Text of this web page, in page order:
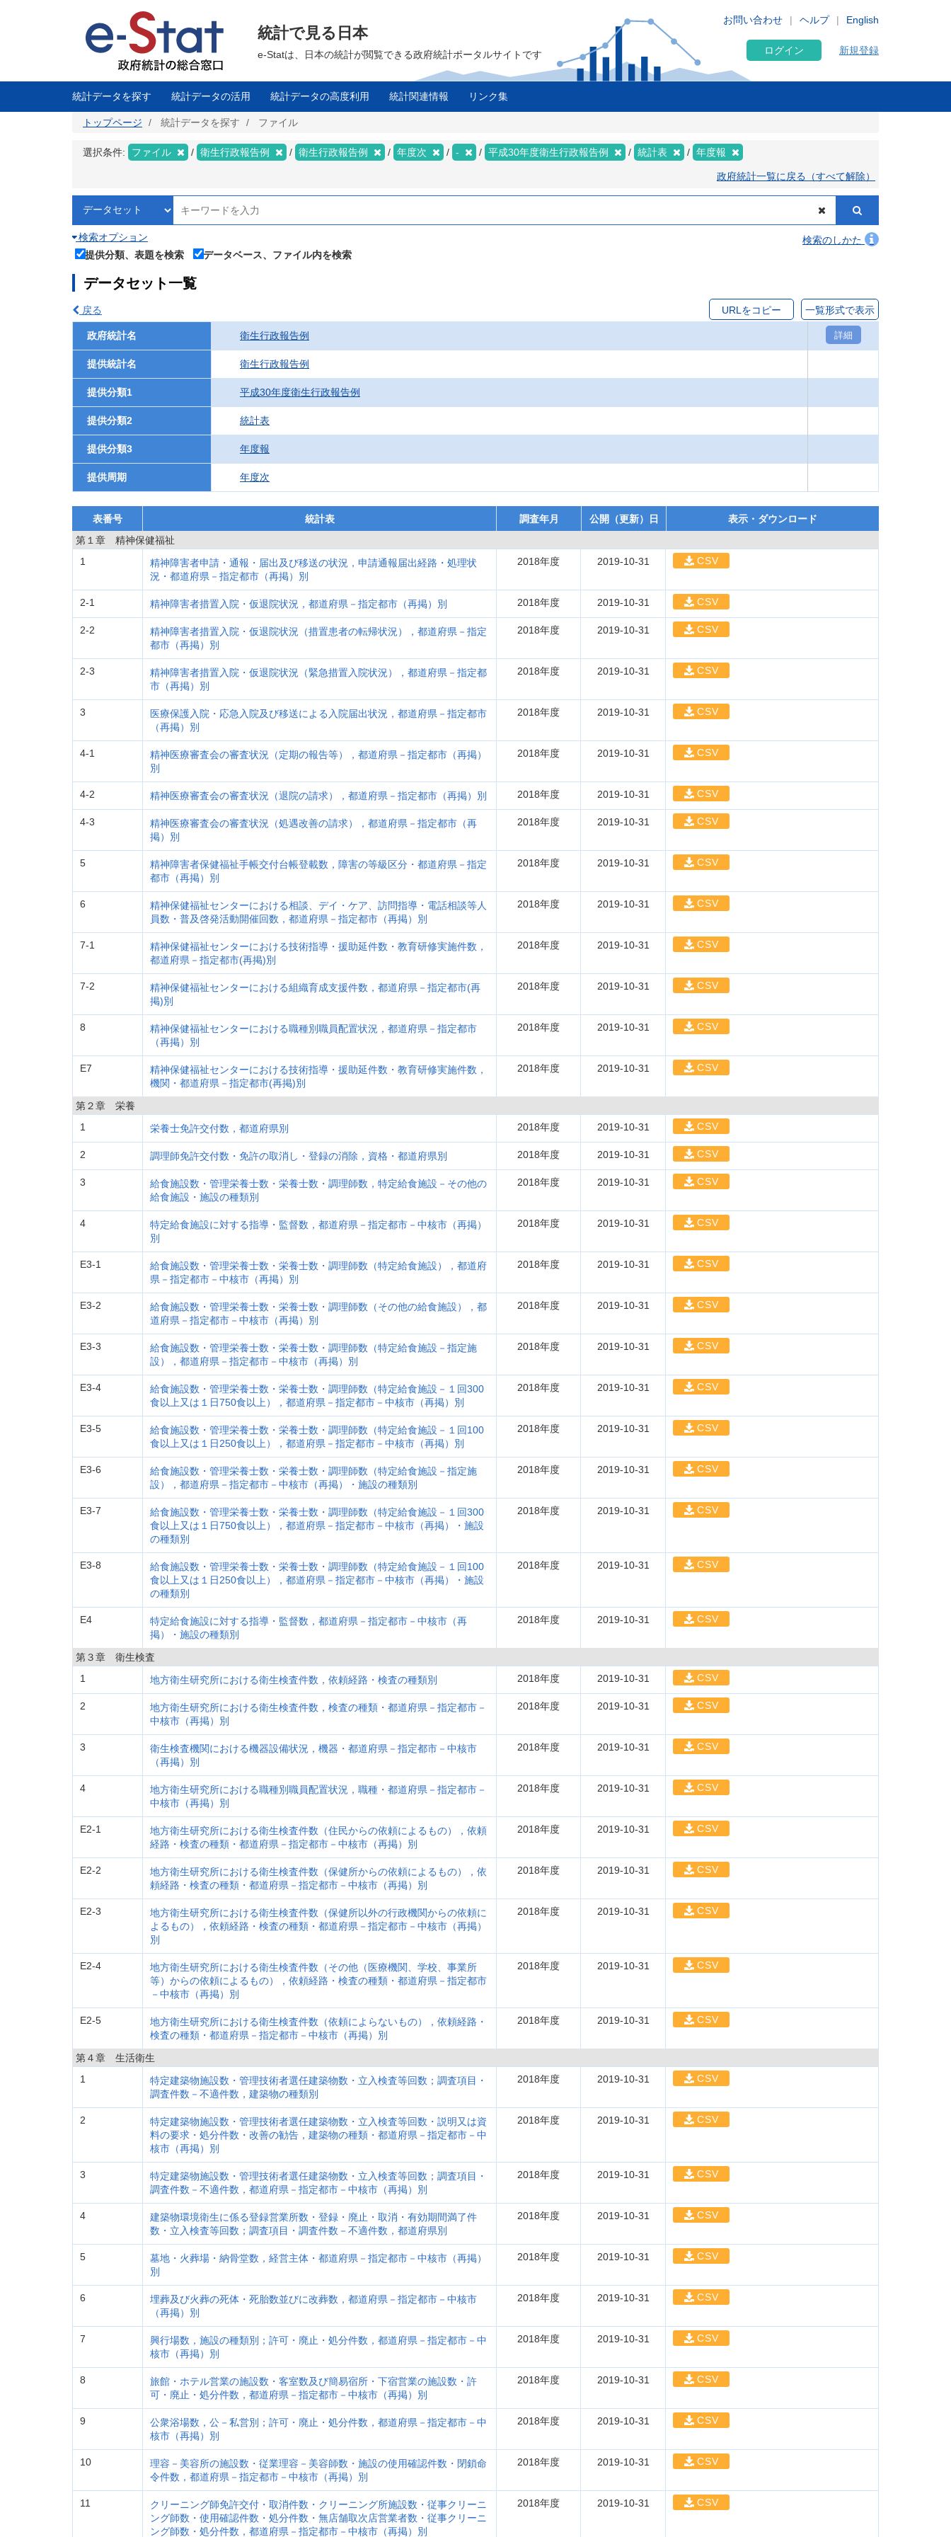
に
English
お問い合わせ ヘルプ
統計で見る日本
e-Statは、日本の統計が閲覧できる政府統計ポータルサイトです ログイン 新規登録
統計データを探す 統計データの活用 統計データの高度利用 統計関連情報 リンク集
トップページ 統計データを探す ファイル
選択条件: ファイル 衛生行政報告例 衛生行政報告例 年度次 - 平成30年度衛生行政報告例 統計表 年度報
政府統計一覧に戻る（すべて解除）
検索オプション
検索のしかた
提供分類、表題を検索
データベース、ファイル内を検索
データセット一覧
戻る URLをコピー 一覧形式で表示
政府統計名 衛生行政報告例 詳細
提供統計名 衛生行政報告例
提供分類1 平成30年度衛生行政報告例
提供分類2 統計表
提供分類3 年度報
提供周期 年度次
表番号 統計表 調査年月 公開（更新）日
表示・ダウンロード
第１章 精神保健福祉
1
精神障害者申請・通報・届出及び移送の状況，申請通報届出経路・処理状
況・都道府県－指定都市（再掲）別
2018年度 2019-10-31 CSV
2-1 精神障害者措置入院・仮退院状況，都道府県－指定都市（再掲）別 2018年度 2019-10-31 CSV
2-2
精神障害者措置入院・仮退院状況（措置患者の転帰状況），都道府県－指定
都市（再掲）別
2018年度 2019-10-31 CSV
2-3
精神障害者措置入院・仮退院状況（緊急措置入院状況），都道府県－指定都
市（再掲）別
2018年度 2019-10-31 CSV
3
医療保護入院・応急入院及び移送による入院届出状況，都道府県－指定都市
（再掲）別
2018年度 2019-10-31 CSV
4-1
精神医療審査会の審査状況（定期の報告等），都道府県－指定都市（再掲）
別
2018年度 2019-10-31 CSV
4-2 精神医療審査会の審査状況（退院の請求），都道府県－指定都市（再掲）別 2018年度 2019-10-31 CSV
4-3
精神医療審査会の審査状況（処遇改善の請求），都道府県－指定都市（再
掲）別
2018年度 2019-10-31 CSV
5
精神障害者保健福祉手帳交付台帳登載数，障害の等級区分・都道府県－指定
都市（再掲）別
2018年度 2019-10-31 CSV
6
精神保健福祉センターにおける相談、デイ・ケア、訪問指導・電話相談等人
員数・普及啓発活動開催回数，都道府県－指定都市（再掲）別
2018年度 2019-10-31 CSV
7-1
精神保健福祉センターにおける技術指導・援助延件数・教育研修実施件数，
都道府県－指定都市(再掲)別
2018年度 2019-10-31 CSV
7-2
精神保健福祉センターにおける組織育成支援件数，都道府県－指定都市(再
掲)別
2018年度 2019-10-31 CSV
8
精神保健福祉センターにおける職種別職員配置状況，都道府県－指定都市
（再掲）別
2018年度 2019-10-31 CSV
E7
精神保健福祉センターにおける技術指導・援助延件数・教育研修実施件数，
機関・都道府県－指定都市(再掲)別
2018年度 2019-10-31 CSV
第２章 栄養
1
栄養士免許交付数，都道府県別 2018年度 2019-10-31 CSV
2 調理師免許交付数・免許の取消し・登録の消除，資格・都道府県別 2018年度 2019-10-31 CSV
3
給食施設数・管理栄養士数・栄養士数・調理師数，特定給食施設－その他の
給食施設・施設の種類別
2018年度 2019-10-31 CSV
4
特定給食施設に対する指導・監督数，都道府県－指定都市－中核市（再掲）
別
2018年度 2019-10-31 CSV
E3-1
給食施設数・管理栄養士数・栄養士数・調理師数（特定給食施設），都道府
県－指定都市－中核市（再掲）別
2018年度 2019-10-31 CSV
E3-2
給食施設数・管理栄養士数・栄養士数・調理師数（その他の給食施設），都
道府県－指定都市－中核市（再掲）別
2018年度 2019-10-31 CSV
E3-3
給食施設数・管理栄養士数・栄養士数・調理師数（特定給食施設－指定施
設），都道府県－指定都市－中核市（再掲）別
2018年度 2019-10-31 CSV
E3-4
給食施設数・管理栄養士数・栄養士数・調理師数（特定給食施設－１回300
食以上又は１日750食以上），都道府県－指定都市－中核市（再掲）別
2018年度 2019-10-31 CSV
E3-5
給食施設数・管理栄養士数・栄養士数・調理師数（特定給食施設－１回100
食以上又は１日250食以上），都道府県－指定都市－中核市（再掲）別
2018年度 2019-10-31 CSV
E3-6
給食施設数・管理栄養士数・栄養士数・調理師数（特定給食施設－指定施
設），都道府県－指定都市－中核市（再掲）・施設の種類別
2018年度 2019-10-31 CSV
E3-7
給食施設数・管理栄養士数・栄養士数・調理師数（特定給食施設－１回300
食以上又は１日750食以上），都道府県－指定都市－中核市（再掲）・施設
の種類別
2018年度 2019-10-31 CSV
E3-8
給食施設数・管理栄養士数・栄養士数・調理師数（特定給食施設－１回100
食以上又は１日250食以上），都道府県－指定都市－中核市（再掲）・施設
の種類別
2018年度 2019-10-31 CSV
E4
特定給食施設に対する指導・監督数，都道府県－指定都市－中核市（再
掲）・施設の種類別
2018年度 2019-10-31 CSV
第３章 衛生検査
1
地方衛生研究所における衛生検査件数，依頼経路・検査の種類別 2018年度 2019-10-31 CSV
2
地方衛生研究所における衛生検査件数，検査の種類・都道府県－指定都市－
中核市（再掲）別
2018年度 2019-10-31 CSV
3
衛生検査機関における機器設備状況，機器・都道府県－指定都市－中核市
（再掲）別
2018年度 2019-10-31 CSV
4
地方衛生研究所における職種別職員配置状況，職種・都道府県－指定都市－
中核市（再掲）別
2018年度 2019-10-31 CSV
E2-1
地方衛生研究所における衛生検査件数（住民からの依頼によるもの），依頼
経路・検査の種類・都道府県－指定都市－中核市（再掲）別
2018年度 2019-10-31 CSV
E2-2
地方衛生研究所における衛生検査件数（保健所からの依頼によるもの），依
頼経路・検査の種類・都道府県－指定都市－中核市（再掲）別
2018年度 2019-10-31 CSV
E2-3
地方衛生研究所における衛生検査件数（保健所以外の行政機関からの依頼に
よるもの），依頼経路・検査の種類・都道府県－指定都市－中核市（再掲）
別
2018年度 2019-10-31 CSV
E2-4
地方衛生研究所における衛生検査件数（その他（医療機関、学校、事業所
等）からの依頼によるもの），依頼経路・検査の種類・都道府県－指定都市
－中核市（再掲）別
2018年度 2019-10-31 CSV
E2-5
地方衛生研究所における衛生検査件数（依頼によらないもの），依頼経路・
検査の種類・都道府県－指定都市－中核市（再掲）別
2018年度 2019-10-31 CSV
第４章 生活衛生
1
特定建築物施設数・管理技術者選任建築物数・立入検査等回数；調査項目・
調査件数－不適件数，建築物の種類別
2018年度 2019-10-31 CSV
2
特定建築物施設数・管理技術者選任建築物数・立入検査等回数・説明又は資
料の要求・処分件数・改善の勧告，建築物の種類・都道府県－指定都市－中
核市（再掲）別
2018年度 2019-10-31 CSV
3
特定建築物施設数・管理技術者選任建築物数・立入検査等回数；調査項目・
調査件数－不適件数，都道府県－指定都市－中核市（再掲）別
2018年度 2019-10-31 CSV
4
建築物環境衛生に係る登録営業所数・登録・廃止・取消・有効期間満了件
数・立入検査等回数；調査項目・調査件数－不適件数，都道府県別
2018年度 2019-10-31 CSV
5
墓地・火葬場・納骨堂数，経営主体・都道府県－指定都市－中核市（再掲）
別
2018年度 2019-10-31 CSV
6
埋葬及び火葬の死体・死胎数並びに改葬数，都道府県－指定都市－中核市
（再掲）別
2018年度 2019-10-31 CSV
7
興行場数，施設の種類別；許可・廃止・処分件数，都道府県－指定都市－中
核市（再掲）別
2018年度 2019-10-31 CSV
8
旅館・ホテル営業の施設数・客室数及び簡易宿所・下宿営業の施設数・許
可・廃止・処分件数，都道府県－指定都市－中核市（再掲）別
2018年度 2019-10-31 CSV
9
公衆浴場数，公－私営別；許可・廃止・処分件数，都道府県－指定都市－中
核市（再掲）別
2018年度 2019-10-31 CSV
10
理容－美容所の施設数・従業理容－美容師数・施設の使用確認件数・閉鎖命
令件数，都道府県－指定都市－中核市（再掲）別
2018年度 2019-10-31 CSV
11
クリーニング師免許交付・取消件数・クリーニング所施設数・従事クリーニ
ング師数・使用確認件数・処分件数・無店舗取次店営業者数・従事クリーニ
ング師数・処分件数，都道府県－指定都市－中核市（再掲）別
2018年度 2019-10-31 CSV